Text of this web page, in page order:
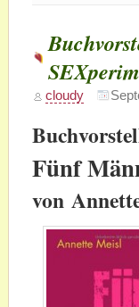
cloudy
Fünf
von